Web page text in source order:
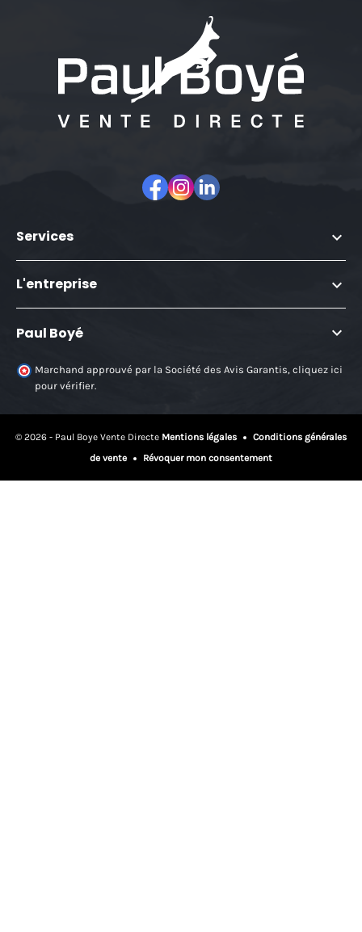
Services 
L'entreprise 
Paul Boyé 
FacebookInstagram
Marchand approuvé par la Société des Avis Garantis, cliquez ici
pour vérifier.
© 2026 - Paul Boye Vente Directe Mentions légales
Conditions générales
de vente
Révoquer mon consentement